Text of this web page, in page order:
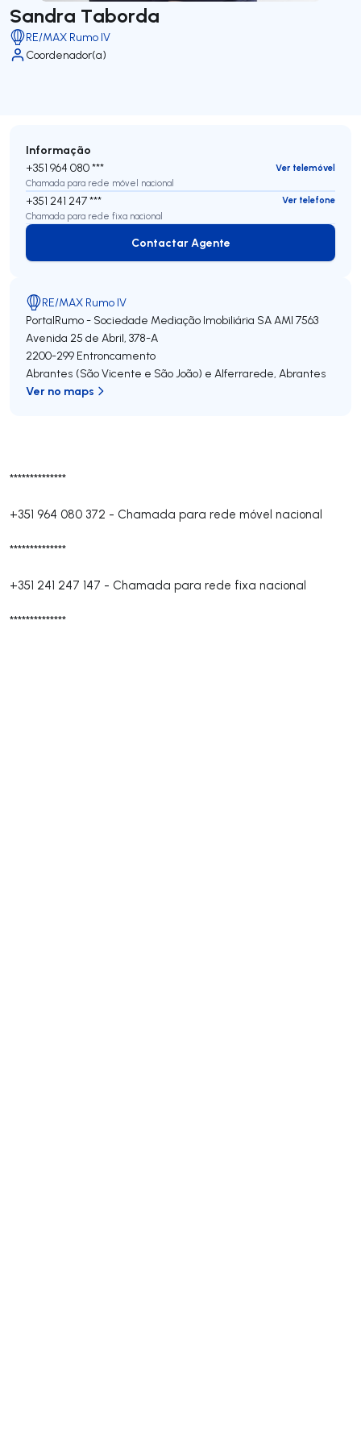
Sandra Taborda
RE/MAX Rumo IV
Coordenador(a)
**************
+351 964 080 372 - Chamada para rede móvel nacional
**************
+351 241 247 147 - Chamada para rede fixa nacional
**************
Informação
+351 964 080 ***
Ver telemóvel
Chamada para rede móvel nacional
+351 241 247 ***
Ver telefone
Chamada para rede fixa nacional
Contactar Agente
Contactar Agente
RE/MAX Rumo IV
PortalRumo - Sociedade Mediação Imobiliária SAAMI 7563
Avenida 25 de Abril, 378-A
2200-299 Entroncamento
Abrantes (São Vicente e São João) e Alferrarede, Abrantes
Ver no maps